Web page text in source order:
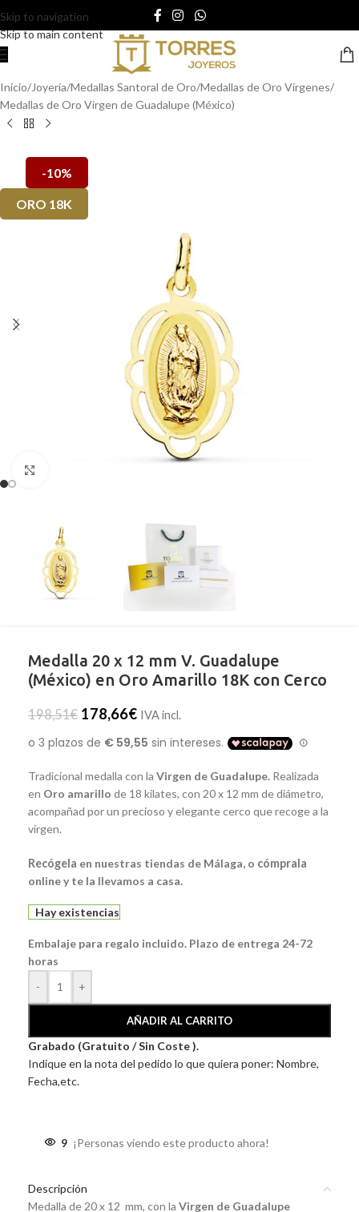
Skip to navigation
Skip to main content
Inicio/Joyería/Medallas Santoral de Oro/Medallas de Oro Vírgenes/
Medallas de Oro Virgen de Guadalupe (México)
-10%
ORO 18K
Medalla 20 x 12 mm V. Guadalupe
(México) en Oro Amarillo 18K con Cerco
198,51€ 178,66€ IVA incl.
Tradicional medalla con la Virgen de Guadalupe. Realizada
en Oro amarillo de 18 kilates, con 20 x 12 mm de diámetro,
acompañad por un precioso y elegante cerco que recoge a la
virgen.
Recógela en nuestras tiendas de Málaga, o cómprala
online y te la llevamos a casa.
Hay existencias
Embalaje para regalo incluido. Plazo de entrega 24-72
horas
-
+
AÑADIR AL CARRITO
Grabado (Gratuito / Sin Coste ).
Indique en la nota del pedido lo que quiera poner: Nombre,
Fecha,etc.
9 ¡Personas viendo este producto ahora!
Descripción
Medalla de 20 x 12 mm, con la Virgen de Guadalupe